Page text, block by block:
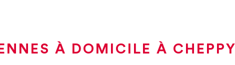
À DOMICILE À CHEPPY